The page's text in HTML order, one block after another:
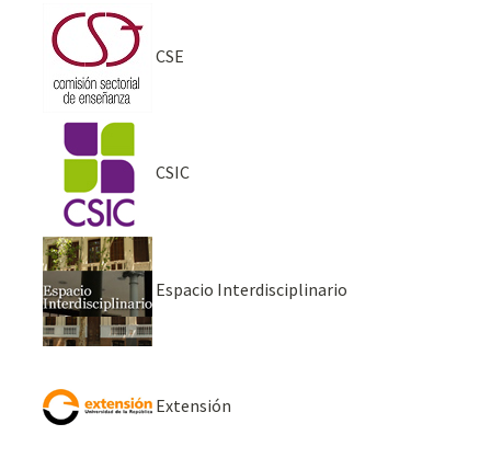
CSE
CSIC
Espacio Interdisciplinario
Extensión